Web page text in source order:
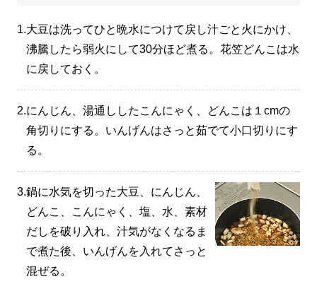
1.大豆は洗ってひと晩水につけて戻し汁ごと火にかけ、
沸騰したら弱火にして30分ほど煮る。花笠どんこは水
に戻しておく。
2.にんじん、湯通ししたこんにゃく、どんこは１cmの
角切りにする。いんげんはさっと茹でて小口切りにす
る。
3.鍋に水気を切った大豆、にんじん、
どんこ、こんにゃく、塩、水、素材
だしを破り入れ、汁気がなくなるま
で煮た後、いんげんを入れてさっと
混ぜる。